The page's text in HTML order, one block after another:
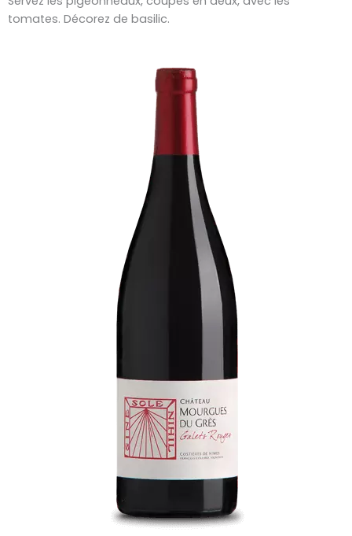
tomates. Décorez de basilic.